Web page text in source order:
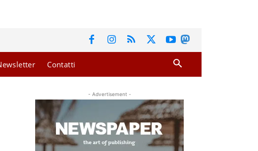
Contatti
- Advertisement -